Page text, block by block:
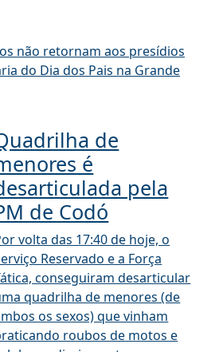
não retornam aos presídios
do Dia dos Pais na Grande
de
é
pela
de Codó
volta das 17:40 de hoje, o
Reservado e a Força
conseguiram desarticular
quadrilha de menores (de
os sexos) que vinham
roubos de motos e